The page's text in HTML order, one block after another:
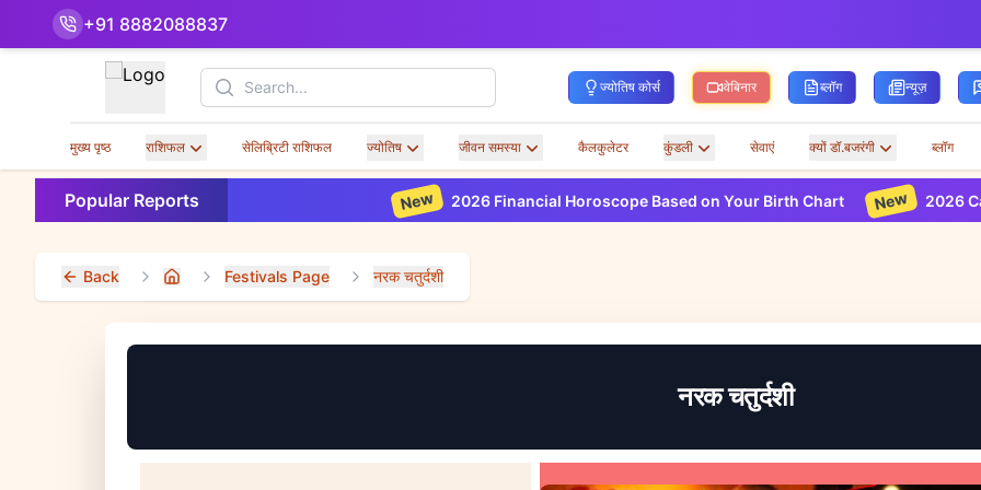
+91 8882088837
Search ज्योतिष कोर्स वेबिनार ब्लॉग न्यूज़
मुख्य पृष्ठ राशिफल सेलिब्रिटी राशिफल ज्योतिष जीवन समस्या कैलकुलेटर कुंडली सेवाएं क्यों डॉ.बजरंगी ब्लॉग
Popular Reports 2026 Financial Horoscope Based on Your Birth Chart New 2026 Career
Back Home Festivals Page नरक चतुर्दशी
नरक चतुर्दशी